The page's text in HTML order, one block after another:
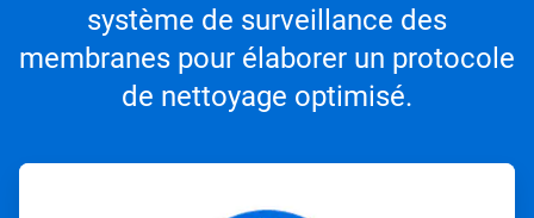
système de surveillance des
membranes pour élaborer un protocole
de nettoyage optimisé.
A